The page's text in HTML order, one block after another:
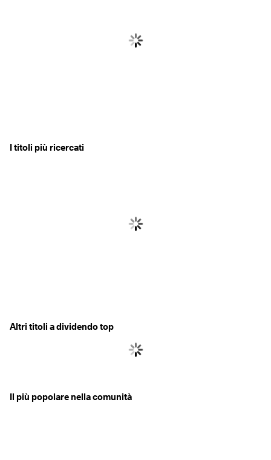
I titoli più ricercati
Altri titoli a dividendo top
Il più popolare nella comunità